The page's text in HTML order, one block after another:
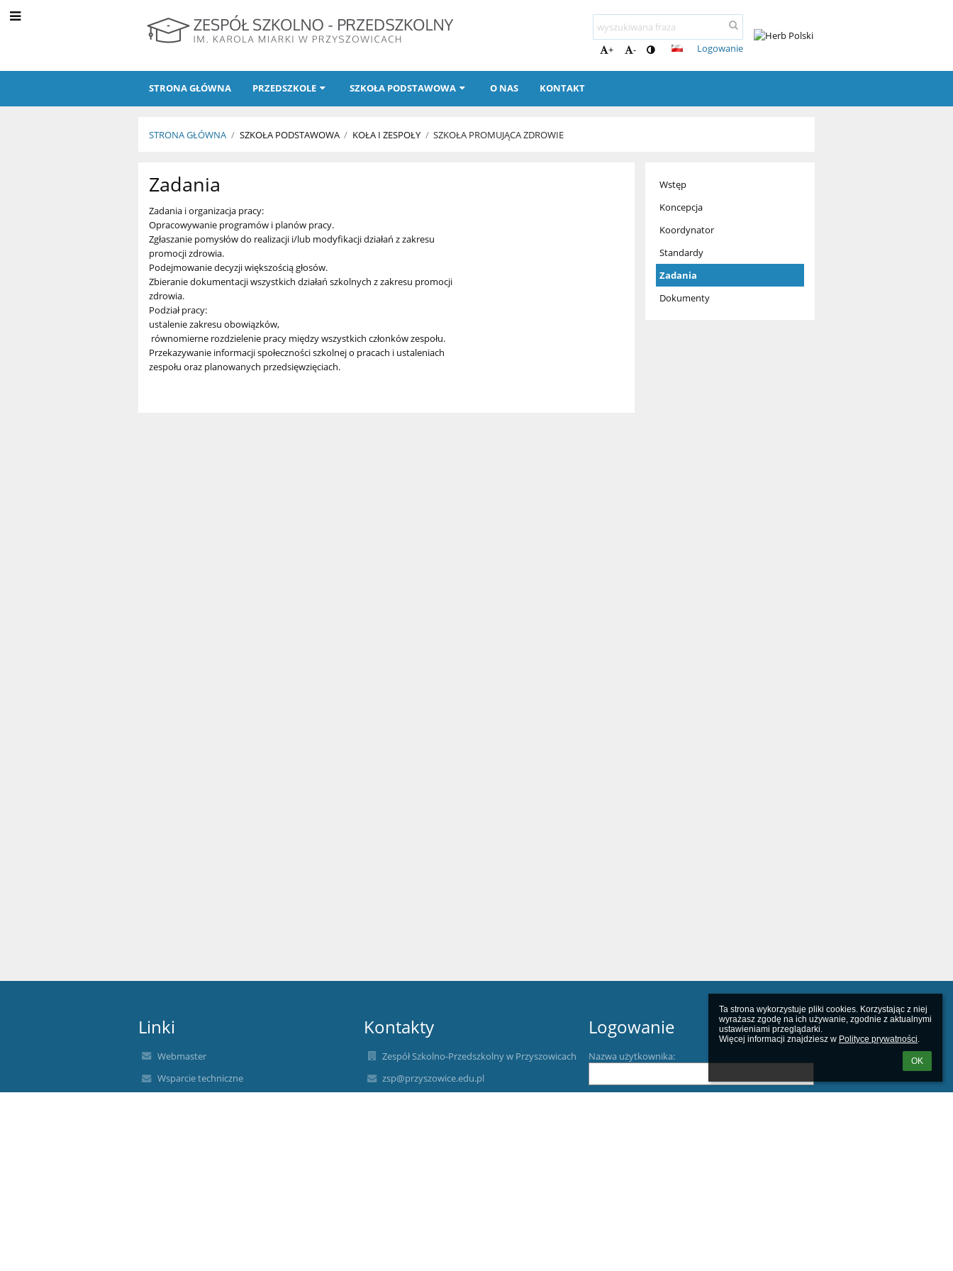
Ta strona wykorzystuje pliki cookies. Korzystając z niej
wyrażasz zgodę na ich używanie, zgodnie z aktualnymi
ustawieniami przeglądarki.
Więcej informacji znajdziesz w Polityce prywatności.
OK
+ - Logowanie
STRONA GŁÓWNA PRZEDSZKOLE SZKOŁA PODSTAWOWA O NAS KONTAKT
STRONA GŁÓWNA / SZKOŁA PODSTAWOWA / KOŁA I ZESPOŁY / SZKOŁA PROMUJĄCA ZDROWIE
Szkoła
promująca
zdrowie
Zadania
Zadania i organizacja pracy:
Opracowywanie programów i planów pracy.
Zgłaszanie pomysłów do realizacji i/lub modyfikacji działań z zakresu
promocji zdrowia.
Podejmowanie decyzji większością głosów.
Zbieranie dokumentacji wszystkich działań szkolnych z zakresu promocji
zdrowia.
Podział pracy:
ustalenie zakresu obowiązków,
równomierne rozdzielenie pracy między wszystkich członków zespołu.
Przekazywanie informacji społeczności szkolnej o pracach i ustaleniach
zespołu oraz planowanych przedsięwzięciach.
Wstęp
Koncepcja
Koordynator
Standardy
Zadania
Dokumenty
Linki
Webmaster
Wsparcie techniczne
Kontakty
Zespół Szkolno-Przedszkolny w Przyszowicach
zsp@przyszowice.edu.pl
Logowanie
Nazwa użytkownika: